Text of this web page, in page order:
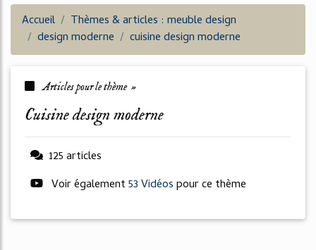
Accueil
Thèmes & articles : meuble design
design moderne
cuisine design moderne
Articles pour le thème »
cuisine design moderne
125 articles
Voir également53 Vidéospour ce thème